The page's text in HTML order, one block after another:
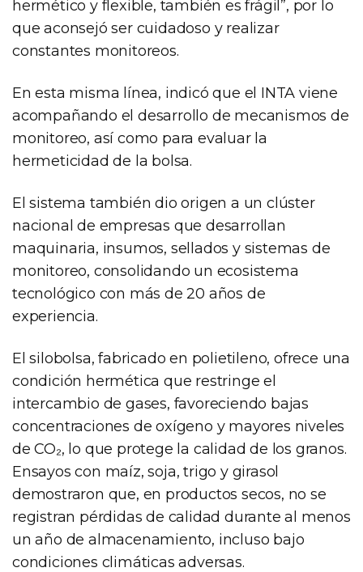
hermético y flexible, también es frágil”, por lo
que aconsejó ser cuidadoso y realizar
constantes monitoreos.
En esta misma línea, indicó que el INTA viene
acompañando el desarrollo de mecanismos de
monitoreo, así como para evaluar la
hermeticidad de la bolsa.
El sistema también dio origen a un clúster
nacional de empresas que desarrollan
maquinaria, insumos, sellados y sistemas de
monitoreo, consolidando un ecosistema
tecnológico con más de 20 años de
experiencia.
El silobolsa, fabricado en polietileno, ofrece una
condición hermética que restringe el
intercambio de gases, favoreciendo bajas
concentraciones de oxígeno y mayores niveles
de CO₂, lo que protege la calidad de los granos.
Ensayos con maíz, soja, trigo y girasol
demostraron que, en productos secos, no se
registran pérdidas de calidad durante al menos
un año de almacenamiento, incluso bajo
condiciones climáticas adversas.